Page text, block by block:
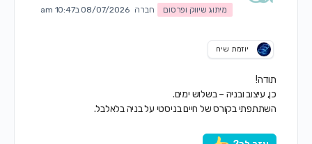
מיתוג שיווק ופרסום חברה 08/07/2026 ב10:47 am
יוזמת שיח
תודה!
כן, עיצוב ובניה – בשלוש ימים.
השתתפתי בקורס של חיים בניסטי על בניה בלאלבל.